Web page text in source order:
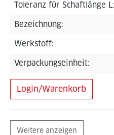
Toleranz für Schaftlänge L:
Bezeichnung:
Werkstoff:
Verpackungseinheit:
Login/Warenkorb
Weitere anzeigen